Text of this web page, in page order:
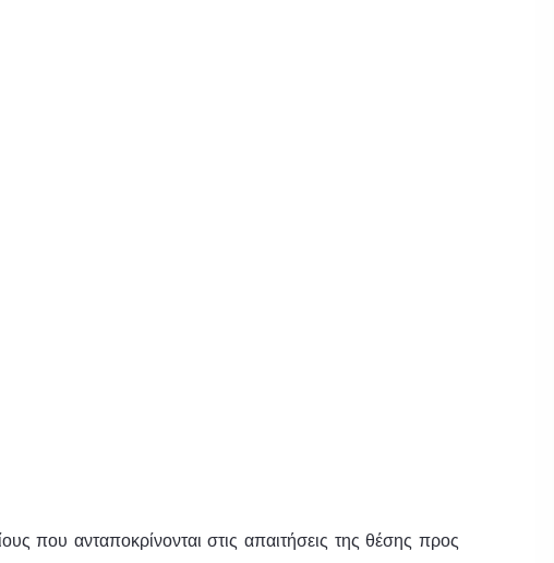
που ανταποκρίνονται στις απαιτήσεις της θέσης προς